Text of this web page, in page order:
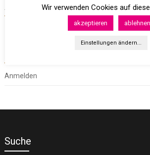
Archives
Anmelden
Suche
Wir verwenden Cookies auf
akzeptieren ablehnen
Einstellungen ändern...